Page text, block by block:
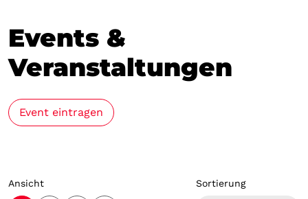
Events &
Veranstaltungen
Event eintragen
Sortierung
Ansicht
Ort
Datum
Datum